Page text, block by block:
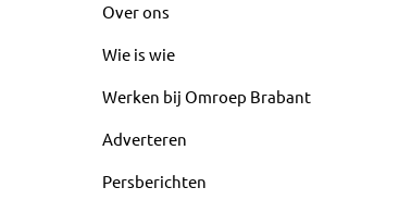
Over ons
Wie is wie
Werken bij Omroep Brabant
Adverteren
Persberichten